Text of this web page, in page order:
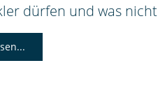
dürfen und was nicht